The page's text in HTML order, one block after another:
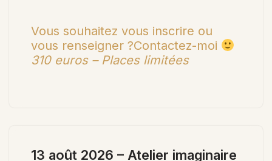
Vous souhaitez vous inscrire ou
vous renseigner ?Contactez-moi
310 euros – Places limitées
13 août 2026 – Atelier imaginaire